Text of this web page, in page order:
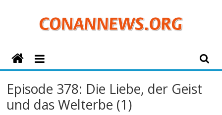
ConanNews.org
Conan
News
Episode 378: Die Liebe, der Geist
und das Welterbe (1)